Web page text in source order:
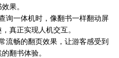
果。
询一体机时，像翻书一样翻动屏
真正实现人机交互。
流畅的翻页效果，让游客感受到
翻书体验。